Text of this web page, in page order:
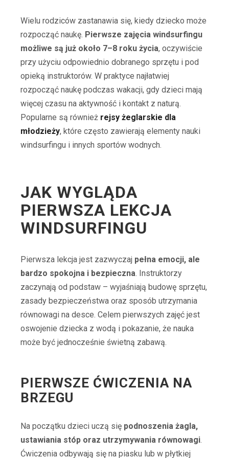
Wielu rodziców zastanawia się, kiedy dziecko może
rozpocząć naukę. Pierwsze zajęcia windsurfingu
możliwe są już około 7–8 roku życia, oczywiście
przy użyciu odpowiednio dobranego sprzętu i pod
opieką instruktorów. W praktyce najłatwiej
rozpocząć naukę podczas wakacji, gdy dzieci mają
więcej czasu na aktywność i kontakt z naturą.
Popularne są również rejsy żeglarskie dla
młodzieży, które często zawierają elementy nauki
windsurfingu i innych sportów wodnych.
JAK WYGLĄDA
PIERWSZA LEKCJA
WINDSURFINGU
Pierwsza lekcja jest zazwyczaj pełna emocji, ale
bardzo spokojna i bezpieczna. Instruktorzy
zaczynają od podstaw – wyjaśniają budowę sprzętu,
zasady bezpieczeństwa oraz sposób utrzymania
równowagi na desce. Celem pierwszych zajęć jest
oswojenie dziecka z wodą i pokazanie, że nauka
może być jednocześnie świetną zabawą.
PIERWSZE ĆWICZENIA NA
BRZEGU
Na początku dzieci uczą się podnoszenia żagla,
ustawiania stóp oraz utrzymywania równowagi.
Ćwiczenia odbywają się na piasku lub w płytkiej